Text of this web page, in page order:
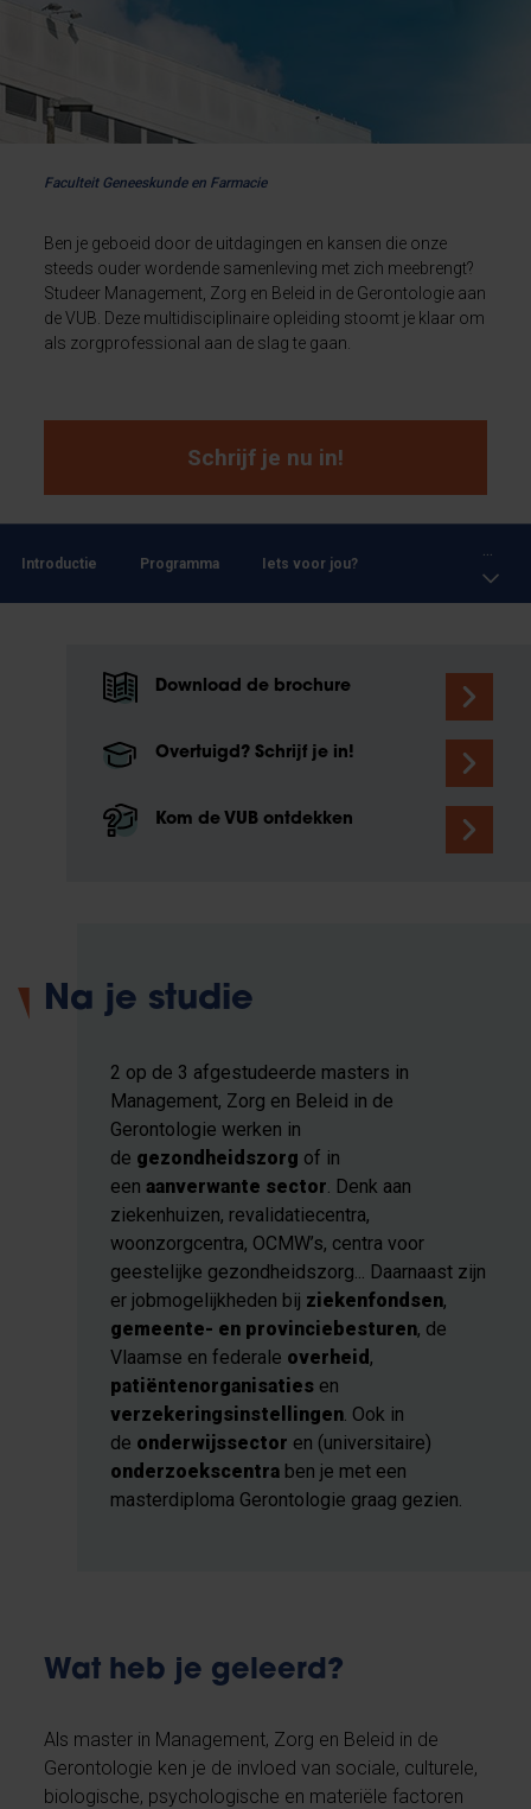
Faculteit Geneeskunde en Farmacie
Ben je geboeid door de uitdagingen en kansen die onze
steeds ouder wordende samenleving met zich meebrengt?
Studeer Management, Zorg en Beleid in de Gerontologie aan
de VUB. Deze multidisciplinaire opleiding stoomt je klaar om
als zorgprofessional aan de slag te gaan.
Schrijf je nu in!
Introductie Programma Iets voor jou?
Download de brochure
Overtuigd? Schrijf je in!
Kom de VUB ontdekken
Na je studie
2 op de 3 afgestudeerde masters in
Management, Zorg en Beleid in de
Gerontologie werken in
de gezondheidszorg of in
eenaanverwante sector. Denk aan
ziekenhuizen, revalidatiecentra,
woonzorgcentra, OCMW’s, centra voor
geestelijke gezondheidszorg... Daarnaast zijn
er jobmogelijkheden bij ziekenfondsen,
gemeente- en provinciebesturen, de
Vlaamse en federale overheid ,
patiëntenorganisaties en
verzekeringsinstellingen. Ook in
de onderwijssector en (universitaire)
onderzoekscentra ben je met een
masterdiploma Gerontologie graag gezien.
Wat heb je geleerd?
Als master in Management, Zorg en Beleid in de
Gerontologie ken je de invloed van sociale, culturele,
biologische, psychologische en materiële factoren